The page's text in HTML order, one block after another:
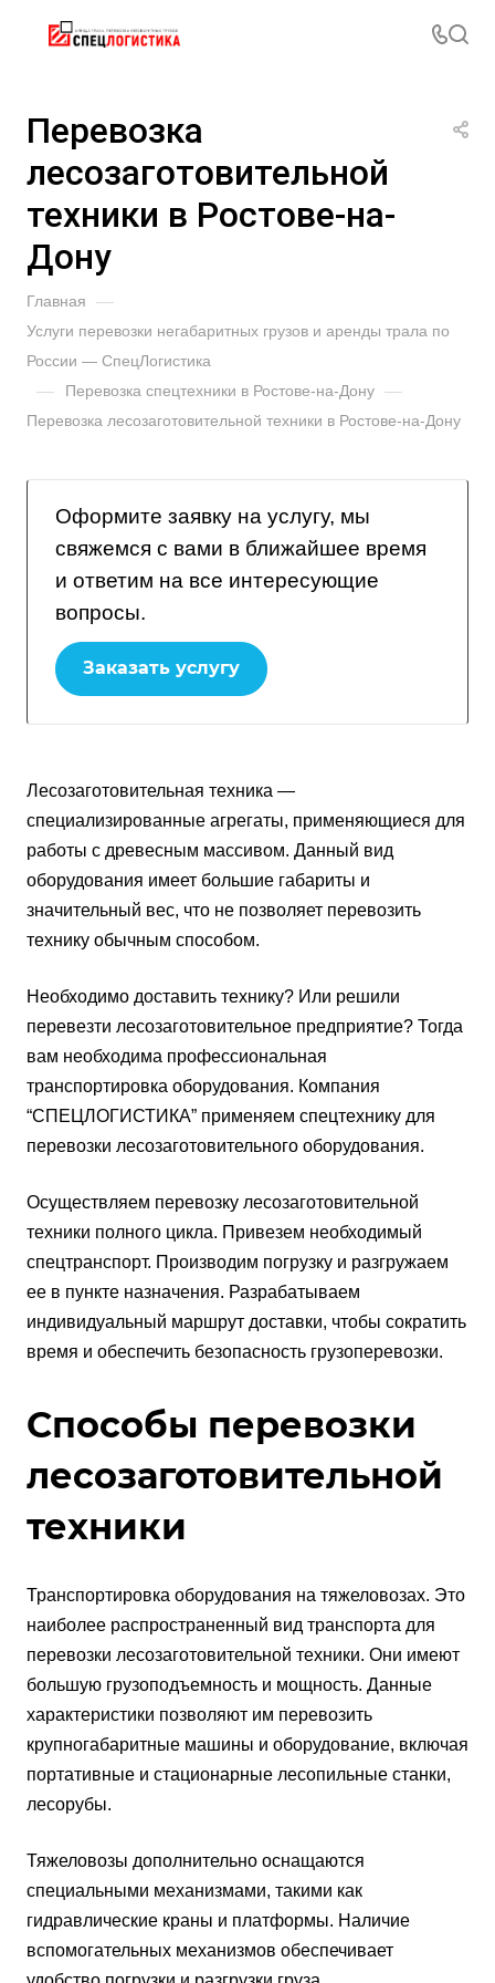
Перевозка
лесозаготовительной
техники в Ростове-на-
Дону
Главная —
Услуги перевозки негабаритных грузов и аренды трала по
России — СпецЛогистика
— Перевозка спецтехники в Ростове-на-Дону —
Перевозка лесозаготовительной техники в Ростове-на-Дону
Оформите заявку на услугу, мы
свяжемся с вами в ближайшее время
и ответим на все интересующие
вопросы.
Заказать услугу
Лесозаготовительная техника —
специализированные агрегаты, применяющиеся для
работы с древесным массивом. Данный вид
оборудования имеет большие габариты и
значительный вес, что не позволяет перевозить
технику обычным способом.
Необходимо доставить технику? Или решили
перевезти лесозаготовительное предприятие? Тогда
вам необходима профессиональная
транспортировка оборудования. Компания
“СПЕЦЛОГИСТИКА” применяем спецтехнику для
перевозки лесозаготовительного оборудования.
Осуществляем перевозку лесозаготовительной
техники полного цикла. Привезем необходимый
спецтранспорт. Производим погрузку и разгружаем
ее в пункте назначения. Разрабатываем
индивидуальный маршрут доставки, чтобы сократить
время и обеспечить безопасность грузоперевозки.
Способы перевозки
лесозаготовительной
техники
Транспортировка оборудования на тяжеловозах. Это
наиболее распространенный вид транспорта для
перевозки лесозаготовительной техники. Они имеют
большую грузоподъемность и мощность. Данные
характеристики позволяют им перевозить
крупногабаритные машины и оборудование, включая
портативные и стационарные лесопильные станки,
лесорубы.
Тяжеловозы дополнительно оснащаются
специальными механизмами, такими как
гидравлические краны и платформы. Наличие
вспомогательных механизмов обеспечивает